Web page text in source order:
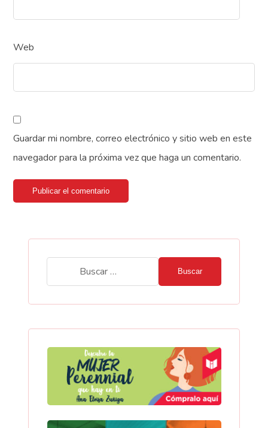
Web
Guardar mi nombre, correo electrónico y sitio web en este
navegador para la próxima vez que haga un comentario.
Publicar el comentario
Buscar